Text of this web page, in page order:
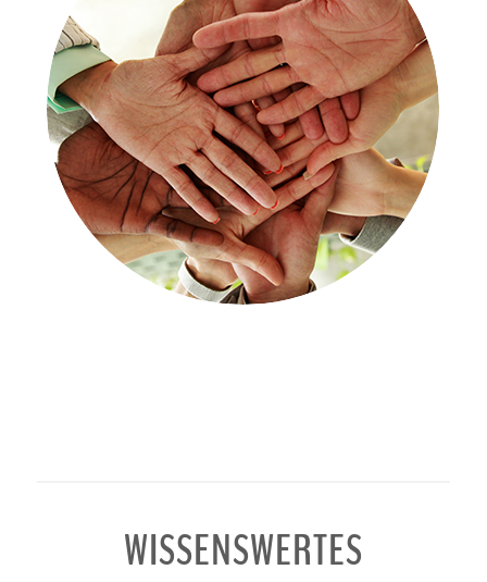
WISSENSWERTES